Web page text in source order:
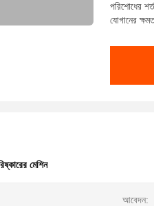
পরিশোধের
যোগানের
মেশিন
আবেদন: